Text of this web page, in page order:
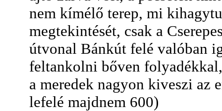
nem kímélő terep, mi
megtekintését, csak a
útvonal Bánkút felé valóban
feltankolni bőven
a meredek nagyon kiveszi az
lefelé majdnem 600)